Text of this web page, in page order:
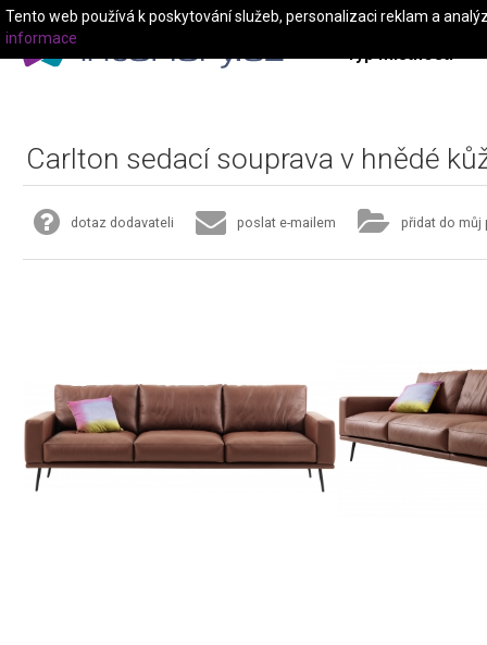
Typ místnosti
Carlton sedací souprava v hnědé
dotaz dodavateli poslat e-mailem přidat do můj
Tento web používá k poskytování služeb, personalizaci reklam a
informace